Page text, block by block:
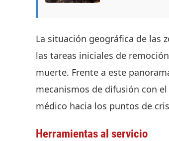
La situación geográfica de las
las tareas iniciales de
muerte. Frente a este
mecanismos de difusión con
médico hacia los puntos de
Herramientas al servicio